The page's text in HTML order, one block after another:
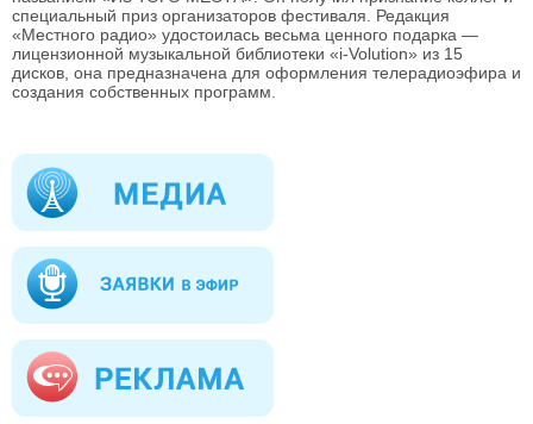
специальный приз организаторов фестиваля. Редакция
«Местного радио» удостоилась весьма ценного подарка —
лицензионной музыкальной библиотеки «i-Volution» из 15
дисков, она предназначена для оформления телерадиоэфира и
создания собственных программ.